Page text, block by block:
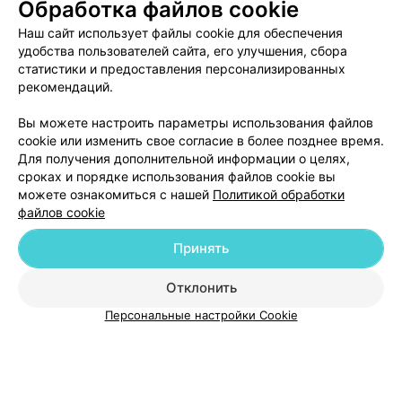
Добавить специалиста
О проекте Новости проекта
Размещение рекламы
Медицинский маркетинг
Публичный договор
Пользовательское соглашение
Способы оплаты
Персональные настройки cookie
Обработка персональных данных
Обработка файлов cookie
Наш сайт использует файлы cookie для обеспечения
удобства пользователей сайта, его улучшения, сбора
статистики и предоставления персонализированных
рекомендаций.
Вы можете настроить параметры использования файлов
cookie или изменить свое согласие в более позднее время.
Для получения дополнительной информации о целях,
сроках и порядке использования файлов cookie вы
можете ознакомиться с нашей Политикой обработки
файлов cookie
Отклонить
Принять
Персональные настройки Cookie